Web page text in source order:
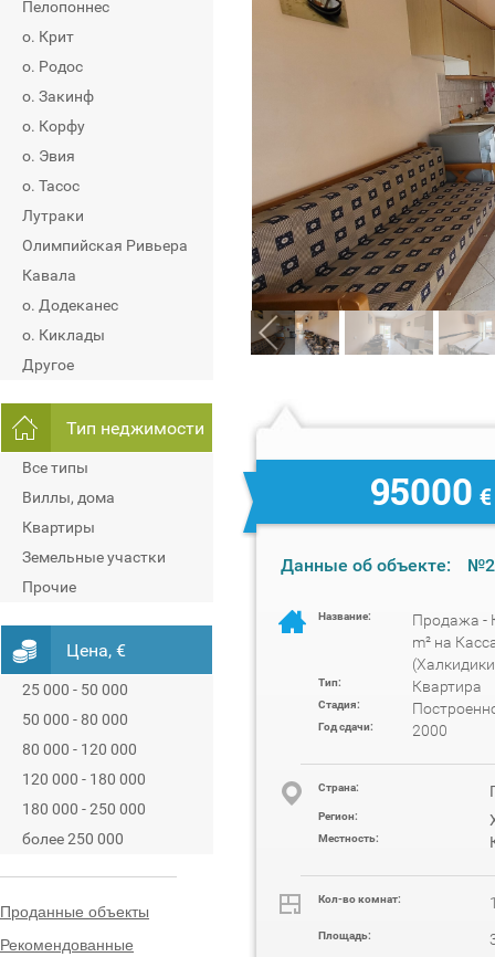
Пелопоннес
о. Крит
о. Родос
о. Закинф
о. Корфу
о. Эвия
о. Тасос
Лутраки
Олимпийская Ривьера
Кавала
о. Додеканес
о. Киклады
Другое
Тип неджимости
Все типы
Виллы, дома
Квартиры
Земельные участки
Прочие
Цена, €
25 000 - 50 000
50 000 - 80 000
80 000 - 120 000
120 000 - 180 000
180 000 - 250 000
более 250 000
Проданные объекты
Рекомендованные
95000 €
Данные об объекте:
Название:
Продажа -
m² на
Тип: Квартира
Стадия:
Год сдачи: 2000
Cтрана:
Регион:
Местность:
Кол-во комнат:
Площадь: